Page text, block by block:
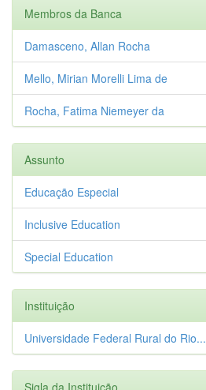
Membros da Banca
Damasceno, Allan Rocha
Mello, Mirian Morelli Lima de
Rocha, Fatima Niemeyer da
Assunto
Educação Especial
Inclusive Education
Special Education
Instituição
Universidade Federal Rural do Rio...
Sigla da Instituição